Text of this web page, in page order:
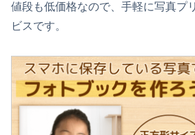
値段も低価格なので、手軽に写真プ
ビスです。